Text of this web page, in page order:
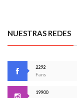
NUESTRAS REDES
2292
Fans
19900